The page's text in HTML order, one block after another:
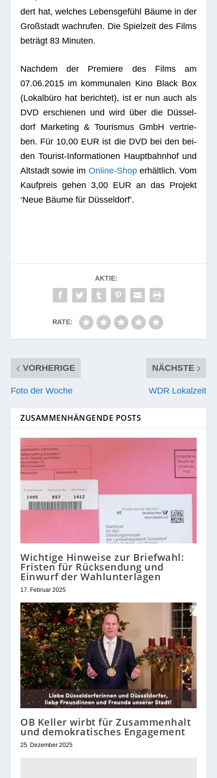
dert hat, wel­ches Lebens­ge­fühl Bäume in der
Groß­stadt wach­ru­fen. Die Spiel­zeit des Films
beträgt 83 Minuten.
Nach­dem der Pre­miere des Films am
07.06.2015 im kom­mu­na­len Kino Black Box
(Lokal­büro hat berich­tet), ist er nun auch als
DVD erschie­nen und wird über die Düs­sel­
dorf Mar­ke­ting & Tou­ris­mus GmbH ver­trie­
ben. Für 10,00 EUR ist die DVD bei den bei­
den Tou­rist-Infor­ma­tio­nen Haupt­bahn­hof und
Alt­stadt sowie im Online-Shoperhält­lich. Vom
Kauf­preis gehen 3,00 EUR an das Pro­jekt
‘Neue Bäume für Düsseldorf’.
AKTIE:
RATE:
VORHERIGE
Foto der Woche
NÄCHSTE
WDR Lokalzeit
ZUSAMMENHÄNGENDE POSTS
Wichtige Hinweise zur Briefwahl:
Fristen für Rücksendung und
Einwurf der Wahlunterlagen
17. Februar 2025
OB Keller wirbt für Zusammenhalt
und demokratisches Engagement
25. Dezember 2025